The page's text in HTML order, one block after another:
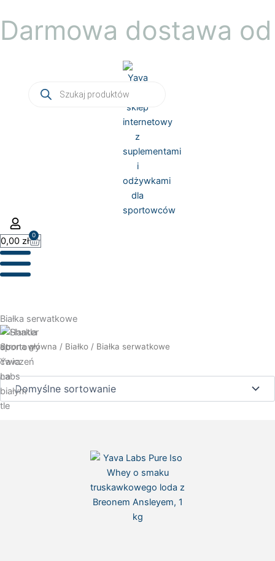
do
treści
Darmowa dostawa od
produktów
0,00 zł
0
Wózek
Białka serwatkowe
Strona główna / Białko / Białka serwatkowe